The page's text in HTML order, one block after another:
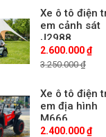
J2988
2.600.000 ₫
3.250.000 ₫
Xe ô tô điện
M666
2.400.000 ₫
2.850.000 ₫